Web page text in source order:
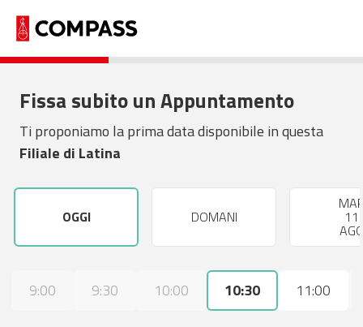
Fissa subito un Appuntamento
Ti proponiamo la prima data disponibile in questa
Filiale di Latina
OGGI DOMANI 11
9:00 9:30 10:00 10:30 11:00